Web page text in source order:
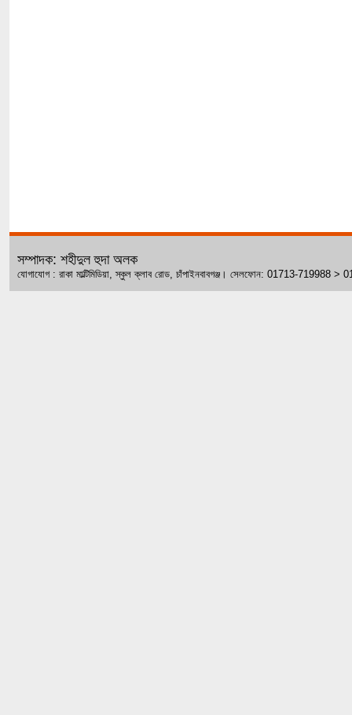
সম্পাদক: শহীদুল হুদা অলক
যোগাযোগ : রাকা মাল্টিমিডিয়া, স্কুল ক্লাব রোড, চাঁপাইনবাবগঞ্জ। সেলফোন: 01713-